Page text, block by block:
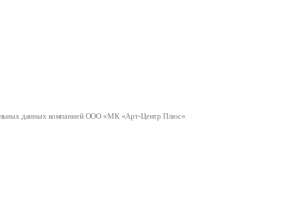
данных компанией ООО «МК «Арт-Центр Плюс»